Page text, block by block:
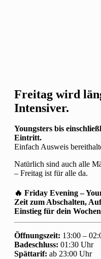
Freitag wird
Intensiver.
Youngsters bis
Eintritt.
Einfach Ausweis
Natürlich sind auch alle
– Freitag ist für alle da.
🔥 Friday Evening –
Zeit zum Abschalten,
Einstieg für dein
Öffnungszeit: 13:00 –
Badeschluss: 01:30 Uhr
Spättarif: ab 23:00 Uhr